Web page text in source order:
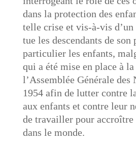
dans la protection des
telle crise et vis-à-vis
tue les descendants de son
particulier les enfants,
qui a été mise en place à
l’Assemblée Générale des
1954 afin de lutter contre
aux enfants et contre leur
de travailler pour accroître
dans le monde.